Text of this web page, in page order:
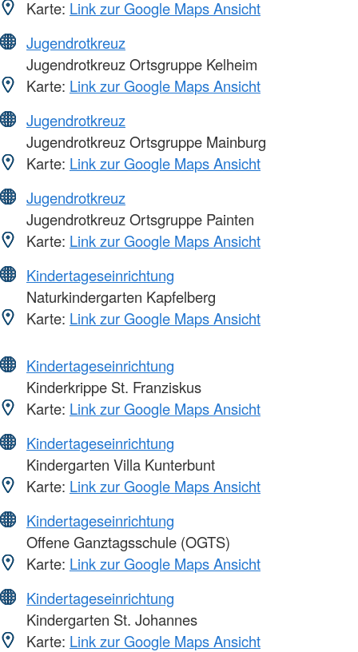
Karte: Link zur Google Maps Ansicht
Jugendrotkreuz
Jugendrotkreuz Ortsgruppe Kelheim
Karte: Link zur Google Maps Ansicht
Jugendrotkreuz
Jugendrotkreuz Ortsgruppe Mainburg
Karte: Link zur Google Maps Ansicht
Jugendrotkreuz
Jugendrotkreuz Ortsgruppe Painten
Karte: Link zur Google Maps Ansicht
Kindertageseinrichtung
Naturkindergarten Kapfelberg
Karte: Link zur Google Maps Ansicht
Kindertageseinrichtung
Kinderkrippe St. Franziskus
Karte: Link zur Google Maps Ansicht
Kindertageseinrichtung
Kindergarten Villa Kunterbunt
Karte: Link zur Google Maps Ansicht
Kindertageseinrichtung
Offene Ganztagsschule (OGTS)
Karte: Link zur Google Maps Ansicht
Kindertageseinrichtung
Kindergarten St. Johannes
Karte: Link zur Google Maps Ansicht